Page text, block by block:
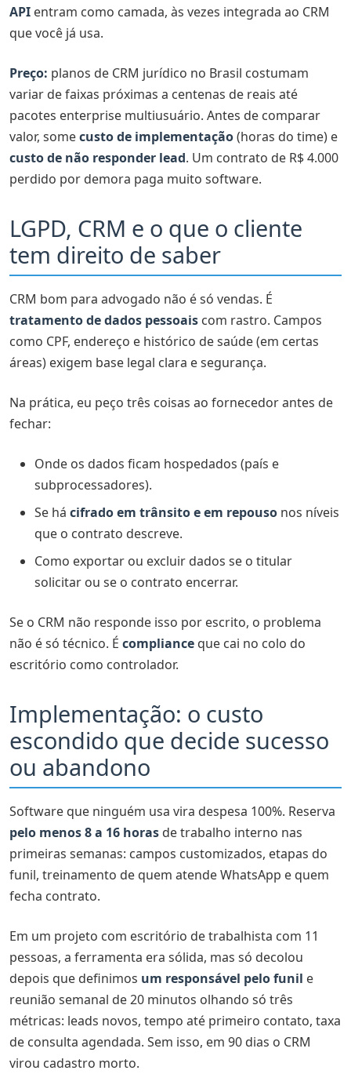
API entram como camada, às vezes integrada ao CRM
que você já usa.
Preço: planos de CRM jurídico no Brasil costumam
variar de faixas próximas a centenas de reais até
pacotes enterprise multiusuário. Antes de comparar
valor, somecusto de implementação(horas do time) e
custo de não responder lead. Um contrato de R$ 4.000
perdido por demora paga muito software.
LGPD, CRM e o que o cliente
tem direito de saber
CRM bom para advogado não é só vendas. É
tratamento de dados pessoais com rastro. Campos
como CPF, endereço e histórico de saúde (em certas
áreas) exigem base legal clara e segurança.
Na prática, eu peço três coisas ao fornecedor antes de
fechar:
Onde os dados ficam hospedados (país e
subprocessadores).
Se há cifrado em trânsito e em repouso nos níveis
que o contrato descreve.
Como exportar ou excluir dados se o titular
solicitar ou se o contrato encerrar.
Se o CRM não responde isso por escrito, o problema
não é só técnico. É compliance que cai no colo do
escritório como controlador.
Implementação: o custo
escondido que decide sucesso
ou abandono
Software que ninguém usa vira despesa 100%. Reserva
pelo menos 8 a 16 horas de trabalho interno nas
primeiras semanas: campos customizados, etapas do
funil, treinamento de quem atende WhatsApp e quem
fecha contrato.
Em um projeto com escritório de trabalhista com 11
pessoas, a ferramenta era sólida, mas só decolou
depois que definimos um responsável pelo funil e
reunião semanal de 20 minutos olhando só três
métricas: leads novos, tempo até primeiro contato, taxa
de consulta agendada. Sem isso, em 90 dias o CRM
virou cadastro morto.